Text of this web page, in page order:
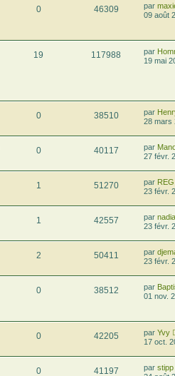
0 46309 par
09 août
19 117988 par
19 mai
0 38510 par
28 mars
0 40117 par
27 févr.
1 51270 par
23 févr.
1 42557 par
23 févr.
2 50411 par
23 févr.
0 38512 par
01 nov.
0 42205 par Yvy
17 oct.
0 41197 par stipp